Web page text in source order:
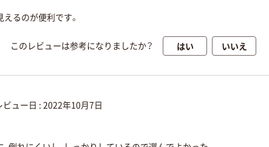
るのが便利です。
このレビューは参考になりましたか？ はい いいえ
ビュー日 : 2022年10月7日